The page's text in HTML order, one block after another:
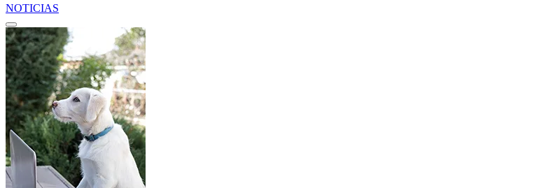
NOTICIAS